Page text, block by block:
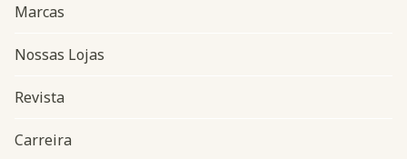
Marcas
Nossas Lojas
Revista
Carreira